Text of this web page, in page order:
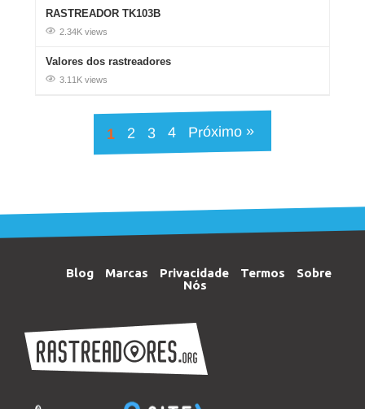
RASTREADOR TK103B
2.34K views
Valores dos rastreadores
3.11K views
1 2 3 4 Próximo »
Blog Marcas Privacidade Termos
Sobre
Nós